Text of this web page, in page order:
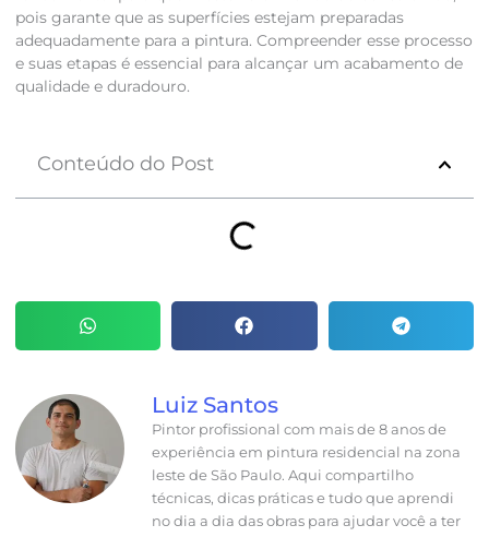
pois garante que as superfícies estejam preparadas
adequadamente para a pintura. Compreender esse processo
e suas etapas é essencial para alcançar um acabamento de
qualidade e duradouro.
Conteúdo do Post
Luiz Santos
Pintor profissional com mais de 8 anos de
experiência em pintura residencial na zona
leste de São Paulo. Aqui compartilho
técnicas, dicas práticas e tudo que aprendi
no dia a dia das obras para ajudar você a ter